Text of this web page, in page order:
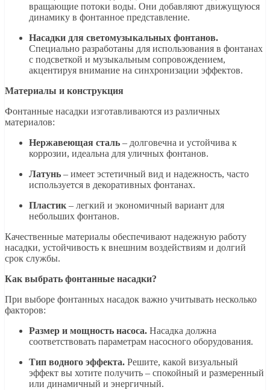
вращающие потоки воды. Они добавляют движущуюся
динамику в фонтанное представление.
Насадки для светомузыкальных фонтанов.
Специально разработаны для использования в фонтанах
с подсветкой и музыкальным сопровождением,
акцентируя внимание на синхронизации эффектов.
Материалы и конструкция
Фонтанные насадки изготавливаются из различных
материалов:
Нержавеющая сталь – долговечна и устойчива к
коррозии, идеальна для уличных фонтанов.
Латунь – имеет эстетичный вид и надежность, часто
используется в декоративных фонтанах.
Пластик – легкий и экономичный вариант для
небольших фонтанов.
Качественные материалы обеспечивают надежную работу
насадки, устойчивость к внешним воздействиям и долгий
срок службы.
Как выбрать фонтанные насадки?
При выборе фонтанных насадок важно учитывать несколько
факторов:
Размер и мощность насоса. Насадка должна
соответствовать параметрам насосного оборудования.
Тип водного эффекта. Решите, какой визуальный
эффект вы хотите получить – спокойный и размеренный
или динамичный и энергичный.